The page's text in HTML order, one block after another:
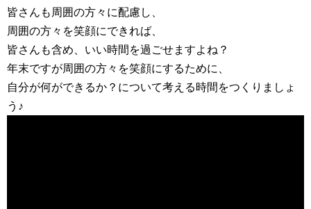
皆さんも周囲の方々に配慮し、
周囲の方々を笑顔にできれば、
皆さんも含め、いい時間を過ごせますよね？
年末ですが周囲の方々を笑顔にするために、
自分が何ができるか？について考える時間をつくりましょ
う♪